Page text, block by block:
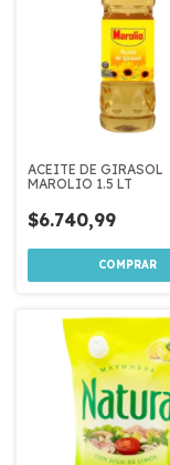
ACEITE DE GIRASOL
MAROLIO 1.5 LT
$6.740,99